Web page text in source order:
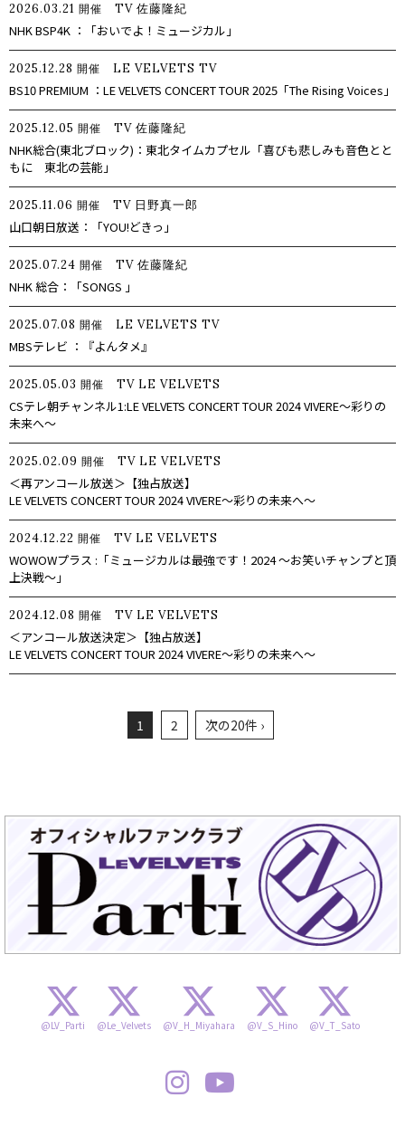
2026.03.21 開催 TV 佐藤隆紀
NHK BSP4K ：「おいでよ！ミュージカル」
2025.12.28 開催 LE VELVETS TV
BS10 PREMIUM ：LE VELVETS CONCERT TOUR 2025「The Rising Voices」
2025.12.05 開催 TV 佐藤隆紀
NHK総合(東北ブロック)：東北タイムカプセル「喜びも悲しみも音色とと
もに 東北の芸能」
2025.11.06 開催 TV 日野真一郎
山口朝日放送：「YOU!どきっ」
2025.07.24 開催 TV 佐藤隆紀
NHK 総合：「SONGS 」
2025.07.08 開催 LE VELVETS TV
MBSテレビ ：『よんタメ』
2025.05.03 開催 TV LE VELVETS
CSテレ朝チャンネル1:LE VELVETS CONCERT TOUR 2024 VIVERE～彩りの
未来へ～
2025.02.09 開催 TV LE VELVETS
＜再アンコール放送＞【独占放送】
LE VELVETS CONCERT TOUR 2024 VIVERE～彩りの未来へ～
2024.12.22 開催 TV LE VELVETS
WOWOWプラス :「ミュージカルは最強です！2024 ～お笑いチャンプと頂
上決戦～」
2024.12.08 開催 TV LE VELVETS
＜アンコール放送決定＞【独占放送】
LE VELVETS CONCERT TOUR 2024 VIVERE～彩りの未来へ～
1 2 次の20件 ›
@LV_Parti @Le_Velvets @V_H_Miyahara @V_S_Hino @V_T_Sato